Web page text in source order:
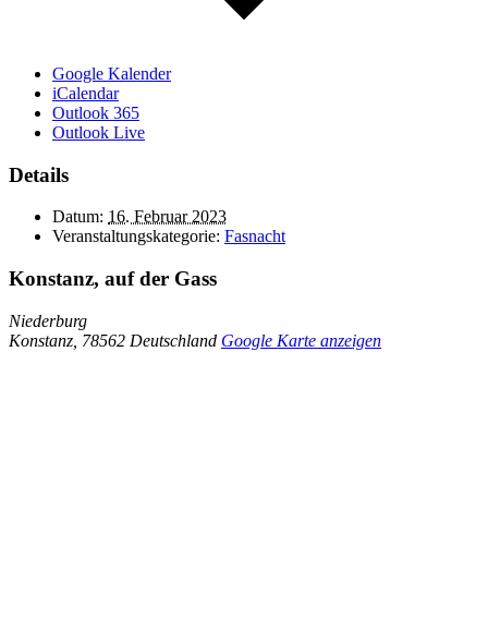
Google Kalender
iCalendar
Outlook 365
Outlook Live
Details
Datum: 16. Februar 2023
Veranstaltungskategorie: Fasnacht
Konstanz, auf der Gass
Niederburg
Konstanz 78562 Deutschland Google Karte anzeigen